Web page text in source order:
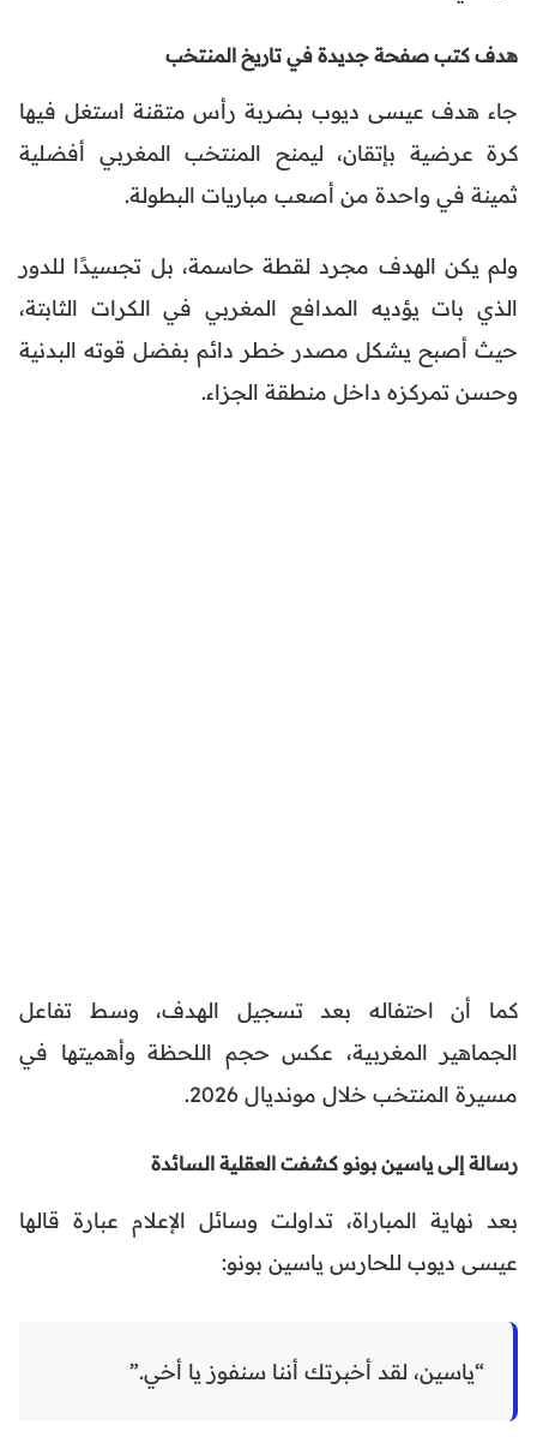
هدف كتب صفحة جديدة في تاريخ المنتخب
جاء هدف عيسى ديوب بضربة رأس متقنة استغل فيها
كرة عرضية بإتقان، ليمنح المنتخب المغربي أفضلية
ثمينة في واحدة من أصعب مباريات البطولة.
ولم يكن الهدف مجرد لقطة حاسمة، بل تجسيدًا للدور
الذي بات يؤديه المدافع المغربي في الكرات الثابتة،
حيث أصبح يشكل مصدر خطر دائم بفضل قوته البدنية
وحسن تمركزه داخل منطقة الجزاء.
كما أن احتفاله بعد تسجيل الهدف، وسط تفاعل
الجماهير المغربية، عكس حجم اللحظة وأهميتها في
مسيرة المنتخب خلال مونديال 2026.
رسالة إلى ياسين بونو كشفت العقلية السائدة
بعد نهاية المباراة، تداولت وسائل الإعلام عبارة قالها
عيسى ديوب للحارس ياسين بونو:
“ياسين، لقد أخبرتك أننا سنفوز يا أخي.”